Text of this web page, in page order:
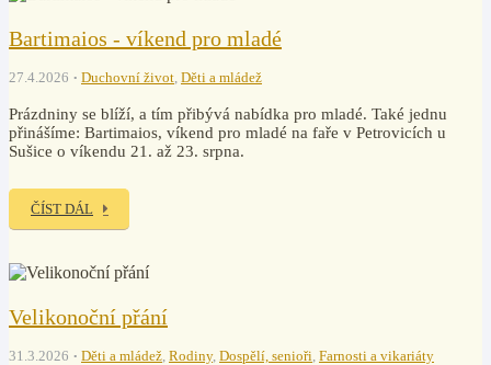
Bartimaios - víkend pro mladé
27.4.2026 Duchovní život, Děti a mládež
Prázdniny se blíží, a tím přibývá nabídka pro mladé. Také jednu
přinášíme: Bartimaios, víkend pro mladé na faře v Petrovicích u
Sušice o víkendu 21. až 23. srpna.
ČÍST DÁL
Velikonoční přání
31.3.2026 Děti a mládež, Rodiny, Dospělí, senioři, Farnosti a vikariáty